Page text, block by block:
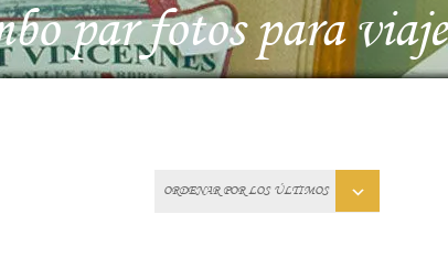
par fotos para viaje